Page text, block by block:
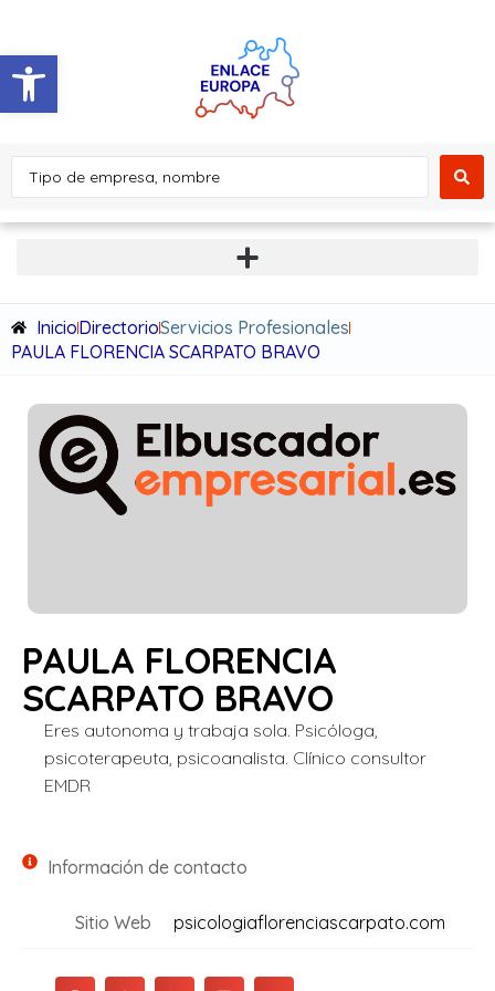
Abrir barra de herramientas
InicioDirectorioServicios Profesionales
PAULA FLORENCIA SCARPATO BRAVO
PAULA FLORENCIA
SCARPATO BRAVO
Eres autonoma y trabaja sola. Psicóloga,
psicoterapeuta, psicoanalista. Clínico consultor
EMDR
Información de contacto
Sitio Web psicologiaflorenciascarpato.com